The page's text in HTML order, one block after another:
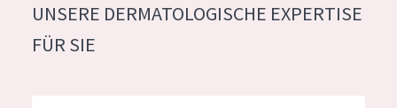
PRODUKTTYP
Feuchtigkeit und Ausstrahlung
French
UNSERE DERMATOLOGISCHE EXPERTISE
FÜR SIE